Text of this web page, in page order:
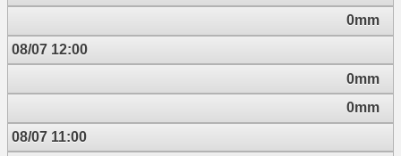
0mm
08/07 12:00
0mm
0mm
08/07 11:00